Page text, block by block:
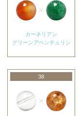
カーネリアン
グリーンアベンチュリン
38